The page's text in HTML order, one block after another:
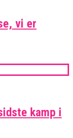
vi er
kamp i